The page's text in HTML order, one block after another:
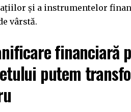
și a instrumentelor
vârstă.
financiară
putem